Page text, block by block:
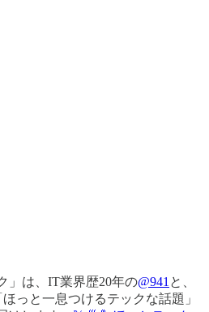
」は、IT業界歴20年の@941 と、
ほっと一息つけるテックな話題」